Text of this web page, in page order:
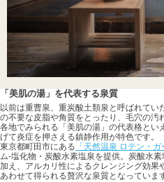
「美肌の湯」を代表する泉質
以前は重曹泉、重炭酸土類泉と呼ばれて
の不要な皮脂や角質をとったり、毛穴の汚
各地でみられる「美肌の湯」の代表格とい
げて炎症を押さえる鎮静作用が特色です。
東京都町田市にある 「天然温泉 ロテン・ガ
ム-塩化物・炭酸水素塩泉を提供。炭酸水
加え、アルカリ性によるクレンジング効果
あわせて得られる贅沢な泉質となっていま